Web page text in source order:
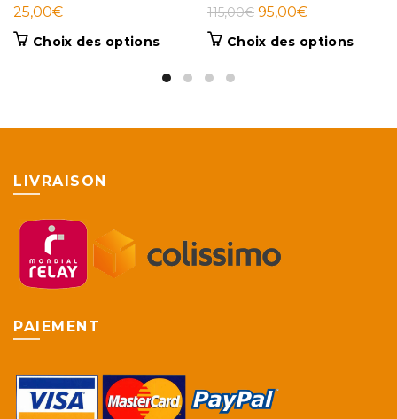
25,00€
Choix des optionsCe
a
la
115,00€ Le
prix
95,00€Le
prix
Choix des optionsCe
LIVRAISON
PAIEMENT